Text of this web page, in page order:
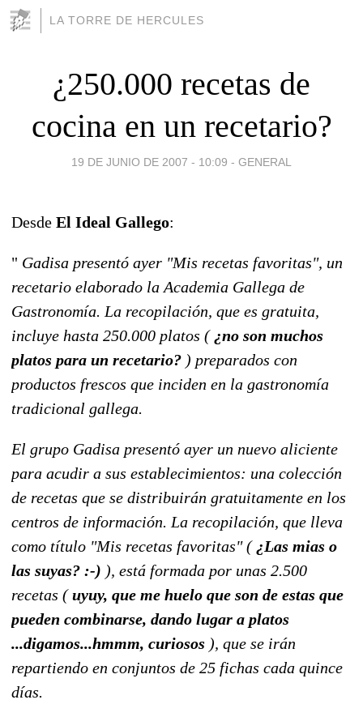
LA TORRE DE HERCULES
¿250.000 recetas de
cocina en un recetario?
19 DE JUNIO DE 2007 - 10:09 - GENERAL
Desde El Ideal Gallego:
" Gadisa presentó ayer "Mis recetas favoritas", un
recetario elaborado la Academia Gallega de
Gastronomía. La recopilación, que es gratuita,
incluye hasta 250.000 platos ( ¿no son muchos
platos para un recetario? ) preparados con
productos frescos que inciden en la gastronomía
tradicional gallega.
El grupo Gadisa presentó ayer un nuevo aliciente
para acudir a sus establecimientos: una colección
de recetas que se distribuirán gratuitamente en los
centros de información. La recopilación, que lleva
como título "Mis recetas favoritas" ( ¿Las mias o
las suyas? :-) ), está formada por unas 2.500
recetas (uyuy, que me huelo que son de estas que
pueden combinarse, dando lugar a platos
...digamos...hmmm, curiosos ), que se irán
repartiendo en conjuntos de 25 fichas cada quince
días.